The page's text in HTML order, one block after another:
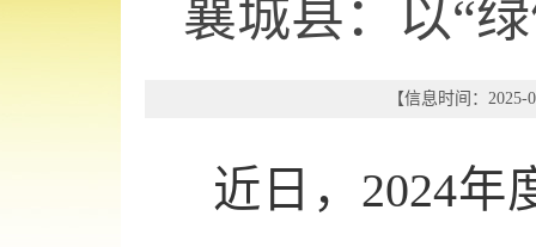
襄城县：以“
【信息时间：
近日，2024年